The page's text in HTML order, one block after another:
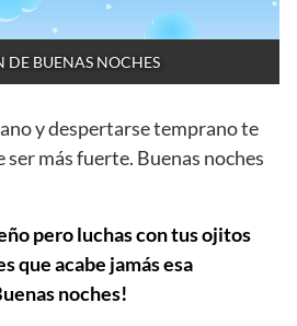
DE BUENAS NOCHES
y despertarse temprano te
ser más fuerte. Buenas noches
pero luchas con tus ojitos
que acabe jamás esa
noches!